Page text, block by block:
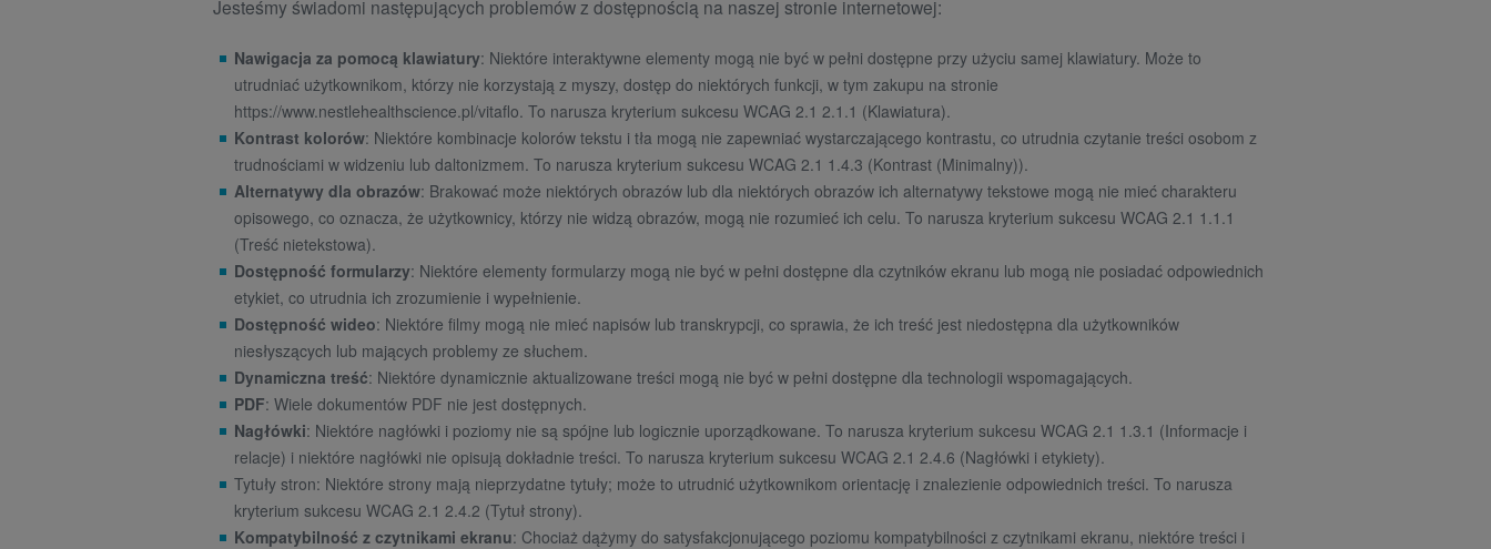
Jesteśmy świadomi następujących problemów z dostępnością na naszej stronie internetowej:
Nawigacja za pomocą klawiatury: Niektóre interaktywne elementy mogą nie być w pełni dostępne przy użyciu samej klawiatury. Może to
utrudniać użytkownikom, którzy nie korzystają z myszy, dostęp do niektórych funkcji, w tym zakupu na stronie
https://www.nestlehealthscience.pl/vitaflo. To narusza kryterium sukcesu WCAG 2.1 2.1.1 (Klawiatura).
Kontrast kolorów: Niektóre kombinacje kolorów tekstu i tła mogą nie zapewniać wystarczającego kontrastu, co utrudnia czytanie treści osobom z
trudnościami w widzeniu lub daltonizmem. To narusza kryterium sukcesu WCAG 2.1 1.4.3 (Kontrast (Minimalny)).
Alternatywy dla obrazów: Brakować może niektórych obrazów lub dla niektórych obrazów ich alternatywy tekstowe mogą nie mieć charakteru
opisowego, co oznacza, że użytkownicy, którzy nie widzą obrazów, mogą nie rozumieć ich celu. To narusza kryterium sukcesu WCAG 2.1 1.1.1
(Treść nietekstowa).
Dostępność formularzy: Niektóre elementy formularzy mogą nie być w pełni dostępne dla czytników ekranu lub mogą nie posiadać odpowiednich
etykiet, co utrudnia ich zrozumienie i wypełnienie.
Dostępność wideo: Niektóre filmy mogą nie mieć napisów lub transkrypcji, co sprawia, że ich treść jest niedostępna dla użytkowników
niesłyszących lub mających problemy ze słuchem.
Dynamiczna treść: Niektóre dynamicznie aktualizowane treści mogą nie być w pełni dostępne dla technologii wspomagających.
PDF: Wiele dokumentów PDF nie jest dostępnych.
Nagłówki: Niektóre nagłówki i poziomy nie są spójne lub logicznie uporządkowane. To narusza kryterium sukcesu WCAG 2.1 1.3.1 (Informacje i
relacje) i niektóre nagłówki nie opisują dokładnie treści. To narusza kryterium sukcesu WCAG 2.1 2.4.6 (Nagłówki i etykiety).
Tytuły stron: Niektóre strony mają nieprzydatne tytuły; może to utrudnić użytkownikom orientację i znalezienie odpowiednich treści. To narusza
kryterium sukcesu WCAG 2.1 2.4.2 (Tytuł strony).
Kompatybilność z czytnikami ekranu: Chociaż dążymy do satysfakcjonującego poziomu kompatybilności z czytnikami ekranu, niektóre treści i